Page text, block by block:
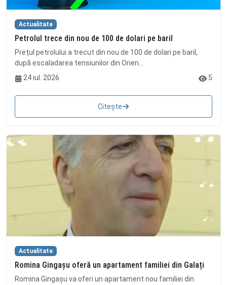
Actualitate
Petrolul trece din nou de 100 de dolari pe baril
Prețul petrolului a trecut din nou de 100 de dolari pe baril,
după escaladarea tensiunilor din Orien...
24 iul. 2026
5
Citește
Actualitate
Romina Gingașu oferă un apartament familiei din Galați
Romina Gingașu va oferi un apartament nou familiei din